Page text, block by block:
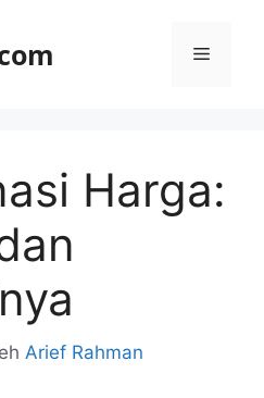
Menu
Harga:
Arief Rahman